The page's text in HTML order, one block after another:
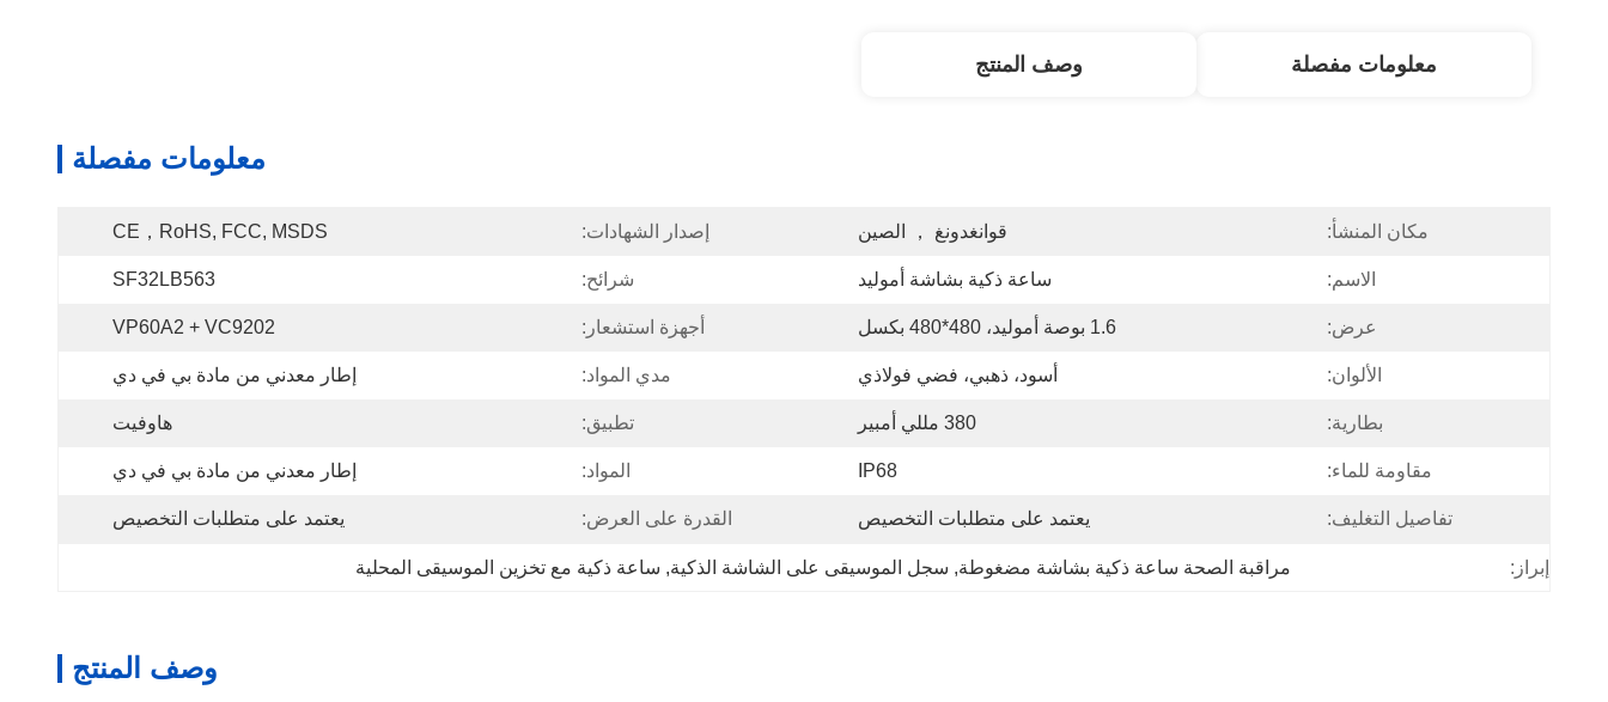
معلومات مفصلة وصف المنتج
معلومات مفصلة
مكان المنشأ: قوانغدونغ ， الصين إصدار الشهادات: CE，RoHS, FCC, MSDS
الاسم: ساعة ذكية بشاشة أموليد شرائح: SF32LB563
عرض: 1.6 بوصة أموليد، 480*480 بكسل أجهزة استشعار: VP60A2 + VC9202
الألوان: أسود، ذهبي، فضي فولاذي مدي المواد: إطار معدني من مادة بي في دي
بطارية: 380 مللي أمبير تطبيق: هاوفيت
مقاومة للماء: IP68 المواد: إطار معدني من مادة بي في دي
تفاصيل التغليف: يعتمد على متطلبات التخصيص القدرة على العرض: يعتمد على متطلبات التخصيص
إبراز: مراقبة الصحة ساعة ذكية بشاشة مضغوطة, سجل الموسيقى على الشاشة الذكية, ساعة ذكية مع تخزين الموسيقى المحلية
وصف المنتج